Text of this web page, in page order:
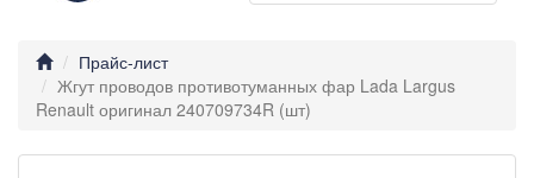
Прайс-лист
Жгут проводов противотуманных фар Lada Largus
Renault оригинал 240709734R (шт)